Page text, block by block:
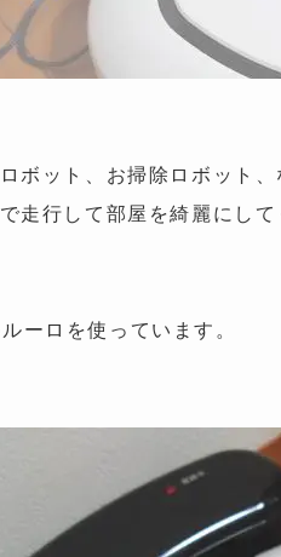
ボット、お掃除ロボット
走行して部屋を綺麗にして
ーロを使っています。